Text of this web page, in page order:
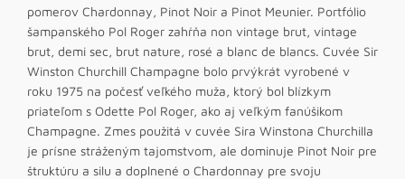
pomerov Chardonnay, Pinot Noir a Pinot Meunier. Portfólio
šampanského Pol Roger zahŕňa non vintage brut, vintage
brut, demi sec, brut nature, rosé a blanc de blancs. Cuvée Sir
Winston Churchill Champagne bolo prvýkrát vyrobené v
roku 1975 na počesť veľkého muža, ktorý bol blízkym
priateľom s Odette Pol Roger, ako aj veľkým fanúšikom
Champagne. Zmes použitá v cuvée Sira Winstona Churchilla
je prísne stráženým tajomstvom, ale dominuje Pinot Noir pre
štruktúru a silu a doplnené o Chardonnay pre svoju